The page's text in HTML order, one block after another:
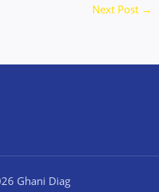
Next Post →
Ghani Diag